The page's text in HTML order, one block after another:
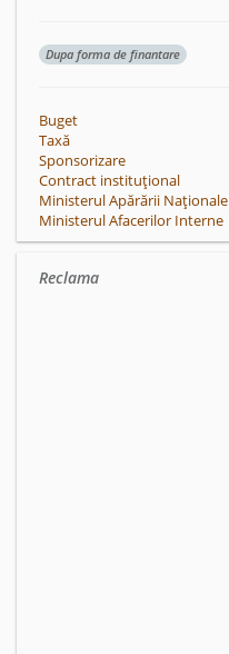
Dupa forma de finantare
Buget
Taxă
Sponsorizare
Contract instituțional
Ministerul Apărării Naționale
Ministerul Afacerilor Interne
Reclama